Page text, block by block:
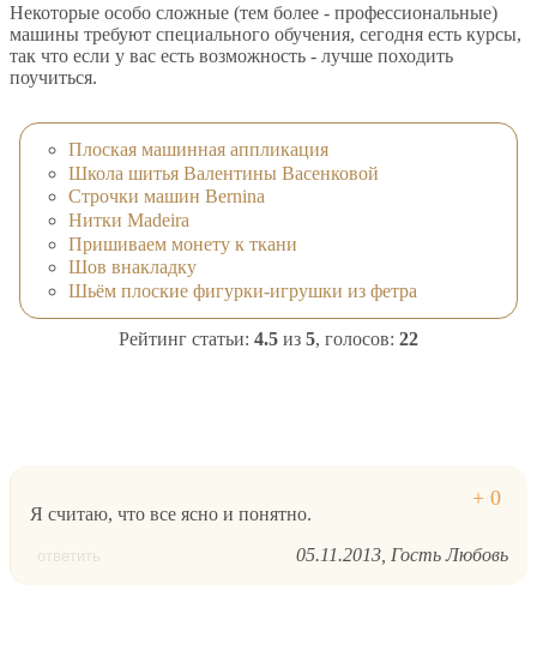
Некоторые особо сложные (тем более - профессиональные)
машины требуют специального обучения, сегодня есть курсы,
так что если у вас есть возможность - лучше походить
поучиться.
Плоская машинная аппликация
Школа шитья Валентины Васенковой
Строчки машин Bernina
Нитки Madeira
Пришиваем монету к ткани
Шов внакладку
Шьём плоские фигурки-игрушки из фетра
Рейтинг статьи: 4.5 из 5, голосов: 22
Я считаю, что все ясно и понятно.
ответить 05.11.2013 Гость Любовь